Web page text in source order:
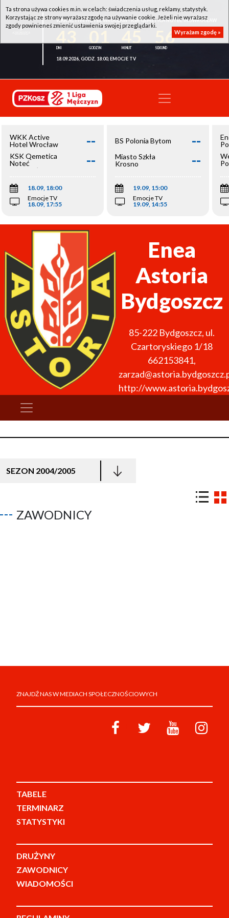
WKK ACTIVE HOTEL WROCŁAW - KSK QEMETICA NOTEĆ INOWROCŁAW
56
18.09.2026, GODZ. 18:00, EMOCJE TV
WKK Active
Hotel Wrocław
--
KSK Qemetica
Noteć
Inowrocław
--
18.09, 18:00
Emocje TV
18.09, 17:55
BS Polonia Bytom --
Miasto Szkła
Krosno
--
19.09, 15:00
Emocje TV
19.09, 14:55
Enea
Astoria
Bydgoszcz
85-222 Bydgoszcz, ul.
Czartoryskiego 1/18
662153841,
http://
SEZON 2004/2005
ZAWODNICY
ZNAJDŹ NAS W MEDIACH SPOŁECZNOŚCIOWYCH
TABELE
TERMINARZ
STATYSTYKI
DRUŻYNY
ZAWODNICY
WIADOMOŚCI
Ta strona używa cookies m.in. w celach: świadczenia usług, reklamy, statystyk.
Korzystając ze strony wyrażasz zgodę na używanie cookie. Jeżeli nie wyrażasz
zgody powinieneś zmienić ustawienia swojej przeglądarki.
Wyrażam zgodę »